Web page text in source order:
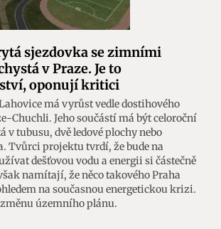
sjezdovka se zimními
v Praze. Je to
oponují kritici
má vyrůst vedle dostihového
Chuchli. Jeho součástí má být celoroční
v tubusu, dvě ledové plochy nebo
Tvůrci projektu tvrdí, že bude na
dešťovou vodu a energii si částečně
namítají, že něco takového Praha
na současnou energetickou krizi.
územního plánu.